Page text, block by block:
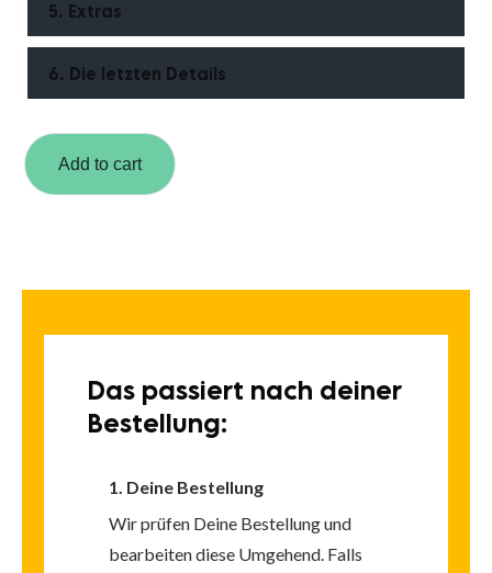
5. Extras
6. Die letzten Details
Add to cart
Das passiert nach deiner
Bestellung:
1. Deine Bestellung
Wir prüfen Deine Bestellung und
bearbeiten diese Umgehend. Falls